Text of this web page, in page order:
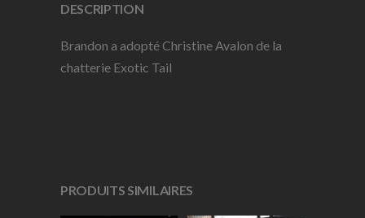
DESCRIPTION
Brandon a adopté Christine Avalon de la
chatterie Exotic Tail
PRODUITS SIMILAIRES